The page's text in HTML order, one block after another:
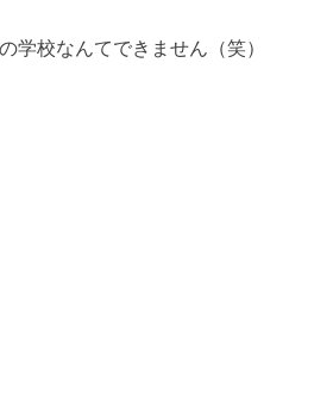
学校なんてできません（笑）